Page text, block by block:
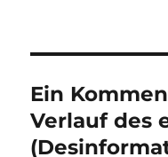
Ein
Verlauf des